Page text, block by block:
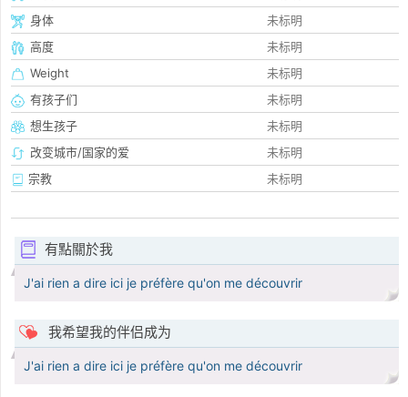
身体
未标明
高度
未标明
Weight
未标明
有孩子们
未标明
想生孩子
未标明
改变城市/国家的爱
未标明
宗教
未标明
有點關於我
J'ai rien a dire ici je préfère qu'on me découvrir
我希望我的伴侣成为
J'ai rien a dire ici je préfère qu'on me découvrir